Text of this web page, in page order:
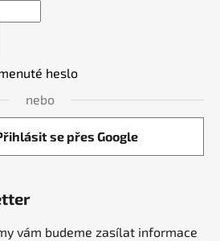
heslo
nebo
se přes Google
vám budeme zasílat informace